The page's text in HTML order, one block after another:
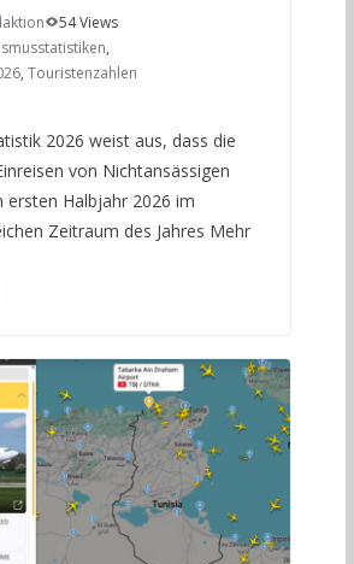
54 Views
,
, Touristenzahlen
2026 weist aus, dass die
von Nichtansässigen
ersten Halbjahr 2026 im
Zeitraum des Jahres Mehr